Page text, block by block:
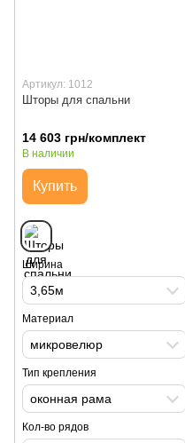
Артикул: 1012
Шторы для спальни
14 603 грн/комплект
В наличии
Купить
Ширина
3,65м
Материал
микровелюр
Тип крепления
оконная рама
Кол-во рядов